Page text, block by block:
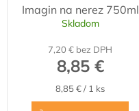
Imagin na nerez 750ml
Skladom
7,20 € bez DPH
8,85 €
Jednotková
cena:
8,85 € / 1 ks